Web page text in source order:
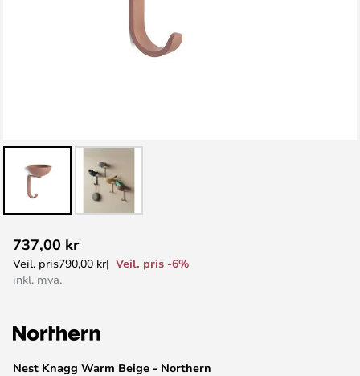
til
begynnelsen
Nest Knagg Warm Beige - Northern
737,00 kr
Veil. pris790,00 kr
Veil. pris -6%
inkl. mva.